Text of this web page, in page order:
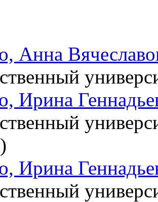
Анна
Ирина
Ирина